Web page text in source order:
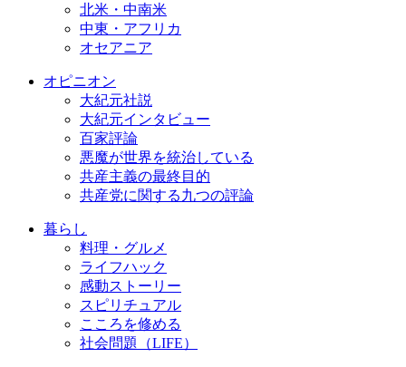
北米・中南米
中東・アフリカ
オセアニア
オピニオン
大紀元社説
大紀元インタビュー
百家評論
悪魔が世界を統治している
共産主義の最終目的
共産党に関する九つの評論
暮らし
料理・グルメ
ライフハック
感動ストーリー
スピリチュアル
こころを修める
社会問題（LIFE）